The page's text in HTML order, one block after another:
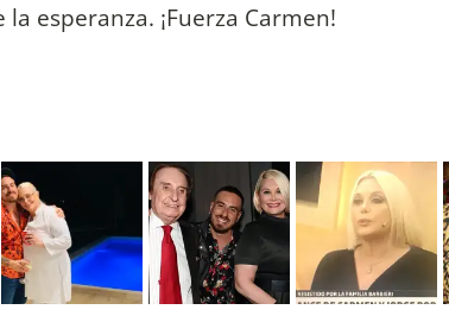
esperanza. ¡Fuerza Carmen!